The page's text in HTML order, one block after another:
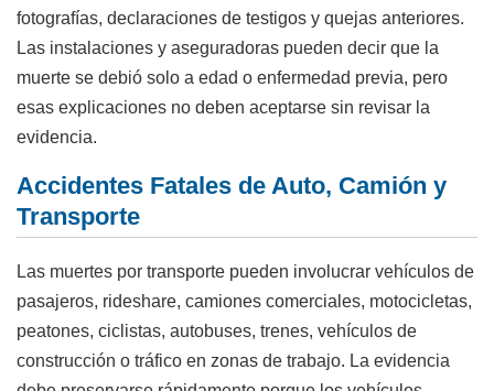
fotografías, declaraciones de testigos y quejas anteriores.
Las instalaciones y aseguradoras pueden decir que la
muerte se debió solo a edad o enfermedad previa, pero
esas explicaciones no deben aceptarse sin revisar la
evidencia.
Accidentes Fatales de Auto, Camión y
Transporte
Las muertes por transporte pueden involucrar vehículos de
pasajeros, rideshare, camiones comerciales, motocicletas,
peatones, ciclistas, autobuses, trenes, vehículos de
construcción o tráfico en zonas de trabajo. La evidencia